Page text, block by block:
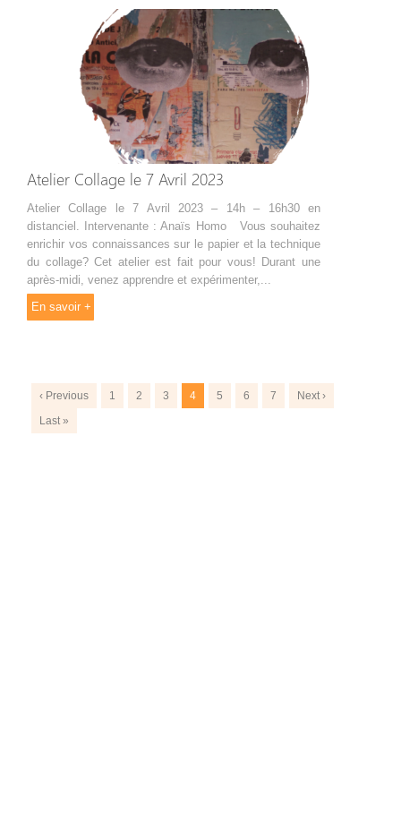
Atelier Collage le 7 Avril 2023
Atelier Collage le 7 Avril 2023 – 14h – 16h30 en
distanciel. Intervenante : Anaïs Homo Vous souhaitez
enrichir vos connaissances sur le papier et la technique
du collage? Cet atelier est fait pour vous! Durant une
après-midi, venez apprendre et expérimenter,...
En savoir +
‹ Previous 1 2 3 4 5 6 7
Next ›
Last »